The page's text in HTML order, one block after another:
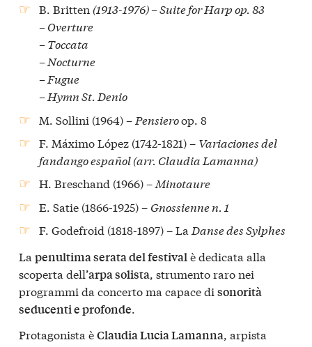
B. Britten (1913-1976) – Suite for Harp op. 83
– Overture
– Toccata
– Nocturne
– Fugue
– Hymn St. Denio
M. Sollini (1964) – Pensieroop. 8
F. Máximo López (1742-1821) – Variaciones del
fandango español (arr. Claudia Lamanna)
H. Breschand (1966) –Minotaure
E. Satie (1866-1925) – Gnossienne n. 1
F. Godefroid (1818-1897) – La Danse des Sylphes
La penultima serata del festivalè dedicata alla
scoperta dell’arpa solista, strumento raro nei
programmi da concerto ma capace di sonorità
seducenti e profonde.
Protagonista èClaudia Lucia Lamanna, arpista